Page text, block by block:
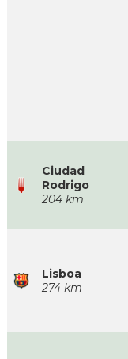
Ciudad
Rodrigo
204 km
Lisboa
274 km